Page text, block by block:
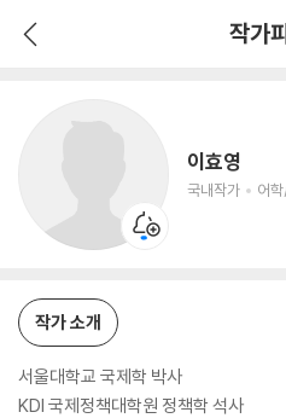
작가
이효영
국내작가 어
어학/교육/학습 저자
작가 소개
서울대학교 국제학 박사
KDI 국제정책대학원 정책학 석사